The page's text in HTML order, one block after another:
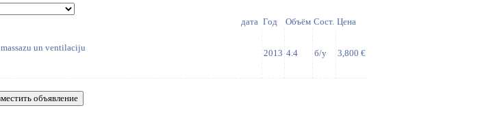
дата Год Объём Сост. Цена
un ventilaciju
2013 4.4 б/у 3,800 €